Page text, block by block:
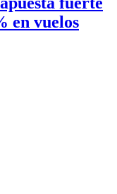
en vuelos